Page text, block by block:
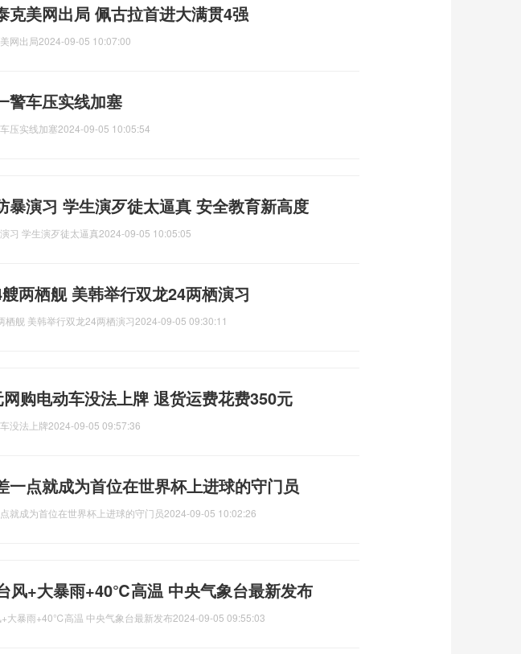
克美网出局 佩古拉首进大满贯4强
网出局2024-09-05 10:07:00
警车压实线加塞
压实线加塞2024-09-05 10:05:54
暴演习 学生演歹徒太逼真 安全教育新高度
习 学生演歹徒太逼真2024-09-05 10:05:05
两栖舰 美韩举行双龙24两栖演习
栖舰 美韩举行双龙24两栖演习2024-09-05 09:30:11
购电动车没法上牌 退货运费花费350元
没法上牌2024-09-05 09:57:36
一点就成为首位在世界杯上进球的守门员
就成为首位在世界杯上进球的守门员2024-09-05 10:02:26
风+大暴雨+40℃高温 中央气象台最新发布
+大暴雨+40℃高温 中央气象台最新发布2024-09-05 09:55:03